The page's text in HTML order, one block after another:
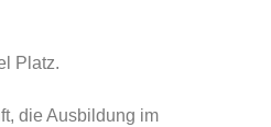
Platz.
die Ausbildung im